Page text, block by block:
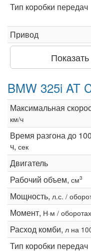
Тип коробки передач
Привод
BMW 325i AT
Максимальная
км/ч
Время разгона до
ч, сек
Двигатель
Рабочий объем, см3
Мощность, л.с. /
Момент, Н·м / оборотах
Расход комби, л на
Тип коробки передач